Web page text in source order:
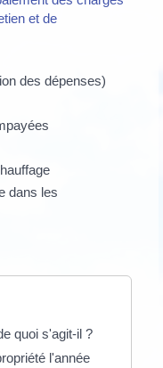
et de
des dépenses)
dans les
quoi s'agit-il ?
l'année